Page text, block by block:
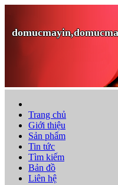
Trang chủ
Giới thiệu
Sản phẩm
Tin tức
Tìm kiếm
Bản đồ
Liên hệ